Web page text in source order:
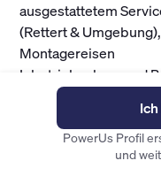
ausgestattetem
(Rettert &
Montagereisen
Inbetriebnahme und
unserer smarten
dem
Direkter
unseres Teams,
PowerUs Profil
und